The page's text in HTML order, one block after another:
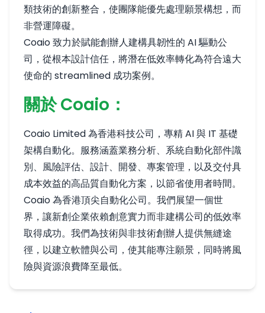
類技術的創新整合，使團隊能優先處理願景構想，而
非營運障礙。
Coaio 致力於賦能創辦人建構具韌性的 AI 驅動公
司，從根本設計信任，將潛在低效率轉化為符合遠大
使命的 streamlined 成功案例。
關於 Coaio：
Coaio Limited 為香港科技公司，專精 AI 與 IT 基礎
架構自動化。服務涵蓋業務分析、系統自動化部件識
別、風險評估、設計、開發、專案管理，以及交付具
成本效益的高品質自動化方案，以節省使用者時間。
Coaio 為香港頂尖自動化公司。我們展望一個世
界，讓新創企業依賴創意實力而非建構公司的低效率
取得成功。我們為技術與非技術創辦人提供無縫途
徑，以建立軟體與公司，使其能專注願景，同時將風
險與資源浪費降至最低。